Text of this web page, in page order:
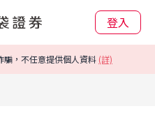
登入
騙，不任意提供個人資料 (詳)